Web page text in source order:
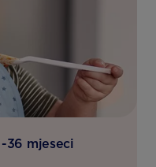
36 mjeseci